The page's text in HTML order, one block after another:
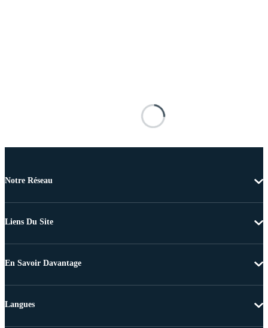
Notre Réseau
Liens Du Site
En Savoir Davantage
Langues